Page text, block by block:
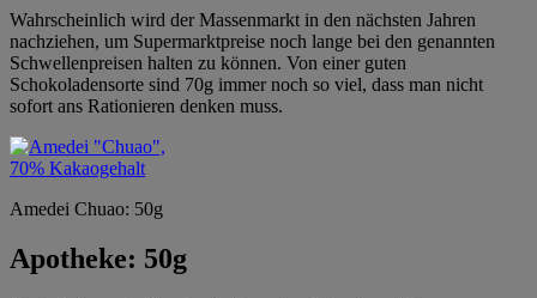
Wahrscheinlich wird der Massenmarkt in den nächsten Jahren
nachziehen, um Supermarktpreise noch lange bei den genannten
Schwellenpreisen halten zu können. Von einer guten
Schokoladensorte sind 70g immer noch so viel, dass man nicht
sofort ans Rationieren denken muss.
Amedei Chuao: 50g
Apotheke: 50g